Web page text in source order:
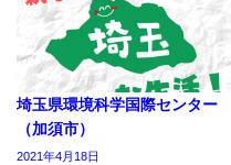
埼玉県環境科学国際センター
（加須市）
2021年4月18日